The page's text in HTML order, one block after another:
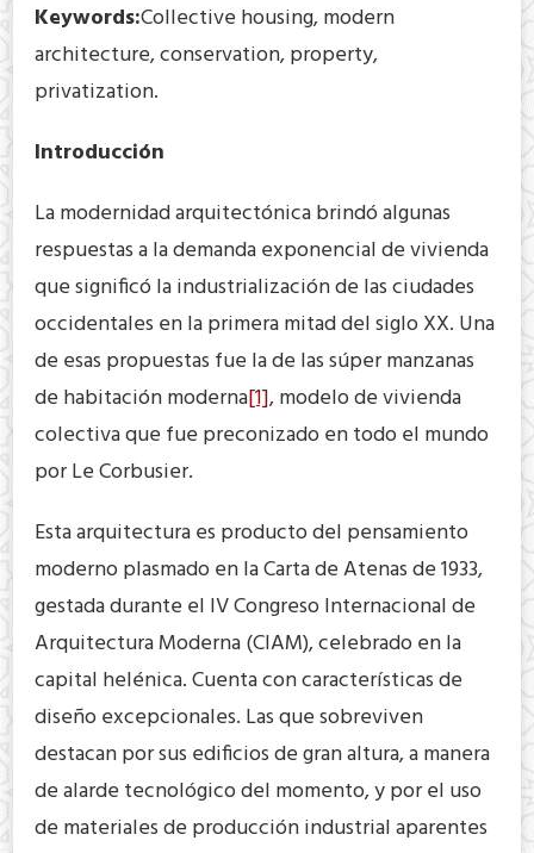
Keywords:Collective housing, modern
architecture, conservation, property,
privatization.
Introducción
La modernidad arquitectónica brindó algunas
respuestas a la demanda exponencial de vivienda
que significó la industrialización de las ciudades
occidentales en la primera mitad del siglo XX. Una
de esas propuestas fue la de las súper manzanas
de habitación moderna[1], modelo de vivienda
colectiva que fue preconizado en todo el mundo
por Le Corbusier.
Esta arquitectura es producto del pensamiento
moderno plasmado en la Carta de Atenas de 1933,
gestada durante el IV Congreso Internacional de
Arquitectura Moderna (CIAM), celebrado en la
capital helénica. Cuenta con características de
diseño excepcionales. Las que sobreviven
destacan por sus edificios de gran altura, a manera
de alarde tecnológico del momento, y por el uso
de materiales de producción industrial aparentes